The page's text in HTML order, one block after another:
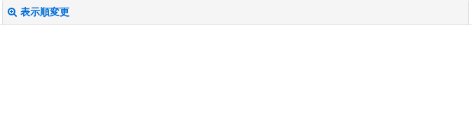
表示順変更